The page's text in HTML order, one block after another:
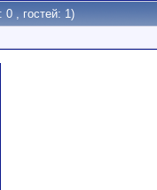
0 , гостей: 1)